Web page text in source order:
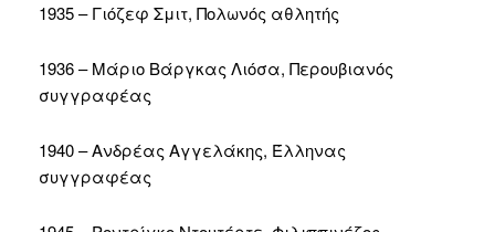
1935 – Γιόζεφ Σμιτ, Πολωνός αθλητής
1936 – Μάριο Βάργκας Λιόσα, Περουβιανός
συγγραφέας
1940 – Ανδρέας Αγγελάκης, Έλληνας
συγγραφέας